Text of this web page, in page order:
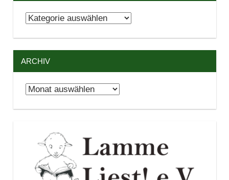
Kategorien
ARCHIV
Archiv